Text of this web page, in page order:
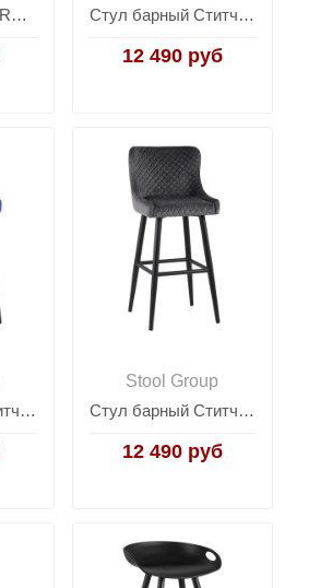
Стул барный PORSCHE белый
Стул барный Ститч велюр изумрудный
12 490 руб
Стул барный Ститч велюр синий
Stool Group
Стул барный Ститч велюр серый
12 490 руб